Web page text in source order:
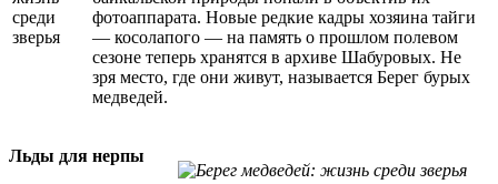
фотоаппарата. Новые редкие кадры хозяина тайги
— косолапого — на память о прошлом полевом
сезоне теперь хранятся в архиве Шабуровых. Не
зря место, где они живут, называется Берег бурых
медведей.
Льды для нерпы